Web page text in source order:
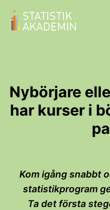
Nybörjare
har kurser i
Kom igång snabbt
statistikprogram
Ta det första